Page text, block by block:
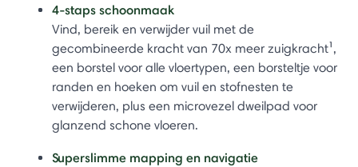
4-staps schoonmaak
Vind, bereik en verwijder vuil met de
gecombineerde kracht van 70x meer zuigkracht¹,
een borstel voor alle vloertypen, een borsteltje voor
randen en hoeken om vuil en stofnesten te
verwijderen, plus een microvezel dweilpad voor
glanzend schone vloeren.
Superslimme mapping en navigatie